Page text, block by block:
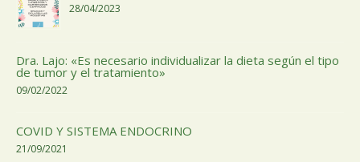
28/04/2023
Dra. Lajo: «Es necesario individualizar la dieta según el tipo
de tumor y el tratamiento»
09/02/2022
COVID Y SISTEMA ENDOCRINO
21/09/2021